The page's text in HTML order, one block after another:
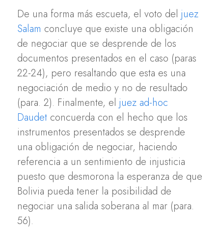
De una forma más escueta, el voto del juez
Salam concluye que existe una obligación
de negociar que se desprende de los
documentos presentados en el caso (paras
22-24), pero resaltando que esta es una
negociación de medio y no de resultado
(para. 2). Finalmente, el juez ad-hoc
Daudet concuerda con el hecho que los
instrumentos presentados se desprende
una obligación de negociar, haciendo
referencia a un sentimiento de injusticia
puesto que desmorona la esperanza de que
Bolivia pueda tener la posibilidad de
negociar una salida soberana al mar (para.
56).